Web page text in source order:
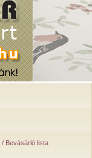
Bevásárló lista